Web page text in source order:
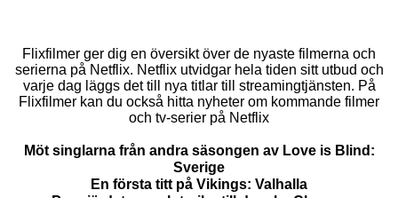
Flixfilmer ger dig en översikt över de nyaste filmerna och
serierna på Netflix. Netflix utvidgar hela tiden sitt utbud och
varje dag läggs det till nya titlar till streamingtjänsten. På
Flixfilmer kan du också hitta nyheter om kommande filmer
och tv-serier på Netflix
Möt singlarna från andra säsongen av Love is Blind:
Sverige
En första titt på Vikings: Valhalla